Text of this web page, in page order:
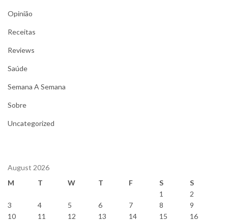
Opinião
Receitas
Reviews
Saúde
Semana A Semana
Sobre
Uncategorized
August 2026
M
T W T F S
S
1
2
3
4 5 6 7 8
9
10
11 12 13 14 15
16